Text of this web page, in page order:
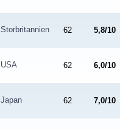
Storbritannien 62 5,8/10
USA 62 6,0/10
Japan 62 7,0/10